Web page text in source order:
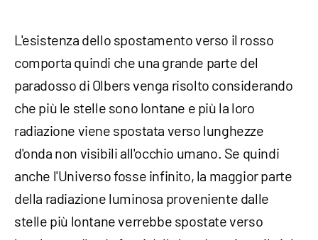
L'esistenza dello spostamento verso il rosso
comporta quindi che una grande parte del
paradosso di Olbers venga risolto considerando
che più le stelle sono lontane e più la loro
radiazione viene spostata verso lunghezze
d'onda non visibili all'occhio umano. Se quindi
anche l'Universo fosse infinito, la maggior parte
della radiazione luminosa proveniente dalle
stelle più lontane verrebbe spostate verso